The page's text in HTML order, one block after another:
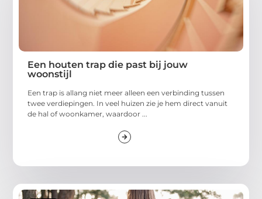
Een houten trap die past bij jouw
woonstijl
Een trap is allang niet meer alleen een verbinding tussen
twee verdiepingen. In veel huizen zie je hem direct vanuit
de hal of woonkamer, waardoor ...